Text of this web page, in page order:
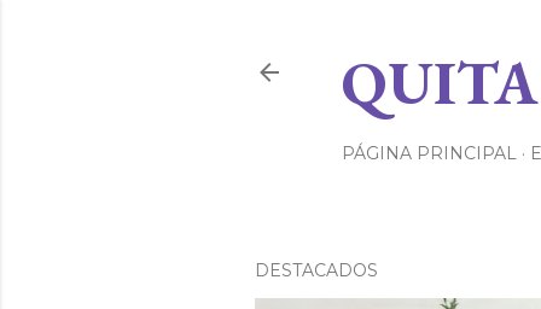
PÁGINA PRINCIPAL
DESTACADOS